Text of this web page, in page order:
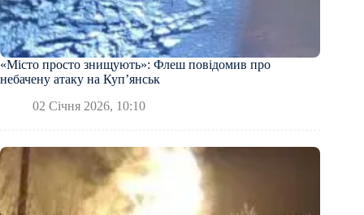
«Місто просто знищують»: Флеш повідомив про
небачену атаку на Куп’янськ
02 Січня 2026, 10:10